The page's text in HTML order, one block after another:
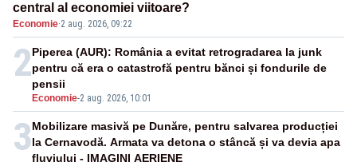
central al economiei viitoare?
Economie·2 aug. 2026, 09:22
2
Economie-2 aug. 2026, 10:01
Piperea (AUR): România a evitat retrogradarea la junk
pentru că era o catastrofă pentru bănci și fondurile de
pensii
3Mobilizare masivă pe Dunăre, pentru salvarea producției
la Cernavodă. Armata va detona o stâncă și va devia apa
fluviului - IMAGINI AERIENE